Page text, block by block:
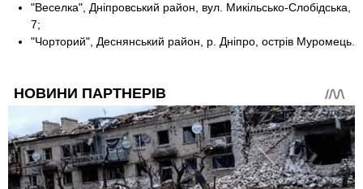
"Веселка", Дніпровський район, вул. Микільсько-Слобідська,
7;
"Чорторий", Деснянський район, р. Дніпро, острів Муромець.